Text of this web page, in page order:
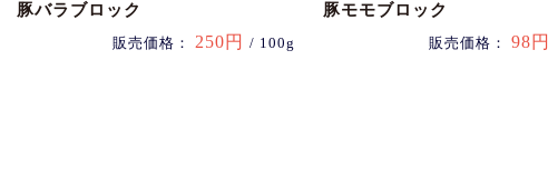
豚バラブロック
販売価格： 250円 / 100g
豚モモブロック
販売価格： 98円